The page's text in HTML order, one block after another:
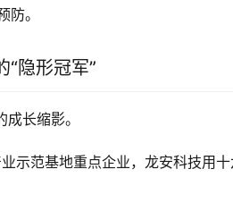
。
“隐形冠军”
长缩影。
示范基地重点企业，龙安科技用十